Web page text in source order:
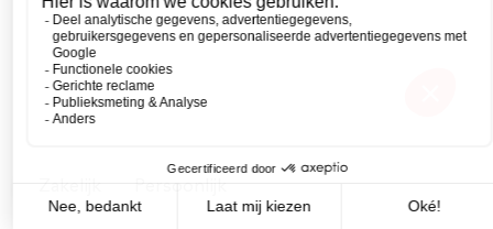
Zakelijk Persoonlijk